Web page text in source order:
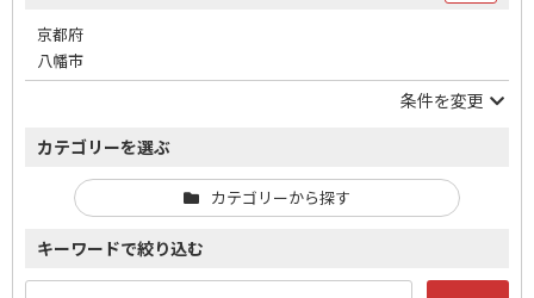
京都府
八幡市
条件を変更
カテゴリーを選ぶ
カテゴリーから探す
キーワードで絞り込む